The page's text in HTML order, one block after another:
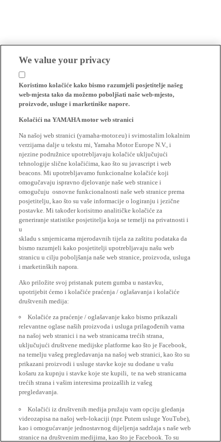
We value your privacy
Koristimo kolačiće kako bismo razumjeli posjetitelje našeg
web-mjesta tako da možemo poboljšati naše web-mjesto,
proizvode, usluge i marketinške napore.
Kolačići na YAMAHA motor web stranici
Na našoj web stranici (yamaha-motor.eu) i svimostalim lokalnim
verzijama dalje u tekstu mi, Yamaha Motor Europe N.V., i
njezine podružnice upotrebljavaju kolačiće uključujući
tehnologije slične kolačićima, kao što su javascript i web
beacons. Mi upotrebljavamo funkcionalne kolačiće koji
omogučavaju ispravno djelovanje naše web stranice i
omogučuju osnovne funkcionalnosti naše web stranice prema
posjetitelju, kao što su vaše informacije o logiranju i jezične
postavke. Mi također korisitmo analitičke kolačiće za
generiranje statistike posjetitelja koja se temelji na privatnosti i
u
skladu s smjernicama mjerodavnih tijela za zaštitu podataka da
bismo razumjeli kako posjetitelji upotrebljavaju našu web
stranicu u cilju poboljšanja naše web stranice, proizvoda, usluga
i marketinških napora.
Ako priložite svoj pristanak putem gumba u nastavku,
upotrijebit ćemo i kolačiće praćenja / oglašavanja i kolačiće
društvenih medija:
Kolačiće za praćenje / oglašavanje kako bismo prikazali
relevantne oglase naših proizvoda i usluga prilagođenih vama
na našoj web stranici i na web stranicama trećih strana,
uključujući društvene medijske platforme kao što je Facebook,
na temelju vašeg pregledavanja na našoj web stranici, kao što su
prikazani proizvodi i usluge stavke koje su dodane u vašu
košaru za kupnju i stavke koje ste kupili, te na web stranicama
trećih strana i vašim interesima proizašlih iz vašeg
pregledavanja.
Kolačići iz društvenih medija pružaju vam opciju gledanja
videozapisa na našoj web-lokaciji (npr. Putem usluge YouTube),
kao i omogućavanje jednostavnog dijeljenja sadržaja s naše web
stranice na društvenim medijima, kao što je Facebook. To su